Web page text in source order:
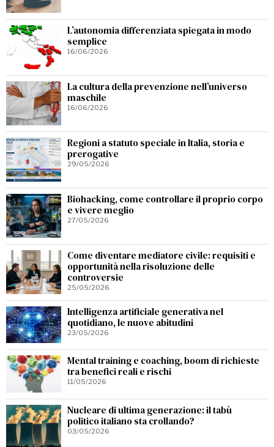
L’autonomia differenziata spiegata in modo
semplice
16/06/2026
La cultura della prevenzione nell’universo
maschile
16/06/2026
Regioni a statuto speciale in Italia, storia e
prerogative
29/05/2026
Biohacking, come controllare il proprio corpo
e vivere meglio
27/05/2026
Come diventare mediatore civile: requisiti e
opportunità nella risoluzione delle
controversie
25/05/2026
Intelligenza artificiale generativa nel
quotidiano, le nuove abitudini
23/05/2026
Mental training e coaching, boom di richieste
tra benefici reali e rischi
11/05/2026
Nucleare di ultima generazione: il tabù
politico italiano sta crollando?
03/05/2026